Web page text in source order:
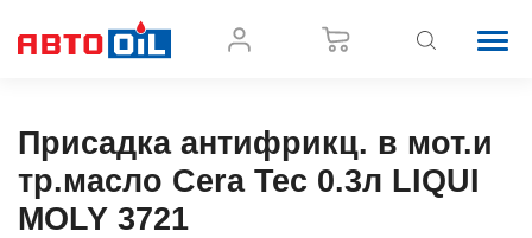
Присадка антифрикц. в мот.и
тр.масло Cera Tec 0.3л LIQUI
MOLY 3721